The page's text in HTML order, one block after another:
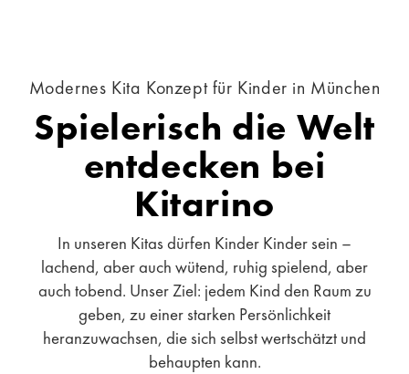
Modernes Kita Konzept für Kinder in München
Spielerisch die Welt
entdecken bei
Kitarino
In unseren Kitas dürfen Kinder Kinder sein –
lachend, aber auch wütend, ruhig spielend, aber
auch tobend. Unser Ziel: jedem Kind den Raum zu
geben, zu einer starken Persönlichkeit
heranzuwachsen, die sich selbst wertschätzt und
behaupten kann.